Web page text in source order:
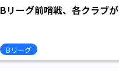
Bリーグ前哨戦、各クラブ
Bリーグ